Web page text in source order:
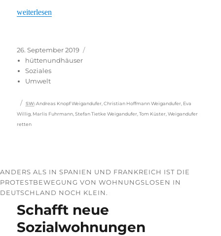
„Es darf gerodet werden“
weiterlesen
Veröffentlicht
am
26. September 2019
hüttenundhäuser
Soziales
Umwelt
Schlagwörter
SW: Andreas Knopf Weigandufer ,Christian Hoffmann Weigandufer Eva
Willig Marlis Fuhrmann ,Stefan Tietke Weigandufer ,Tom Küster ,Weigandufer
retten
ANDERS ALS IN SPANIEN UND FRANKREICH IST DIE
PROTESTBEWEGUNG VON WOHNUNGS­LOSEN IN
DEUTSCHLAND NOCH KLEIN.
Schafft neue
Sozialwohnungen